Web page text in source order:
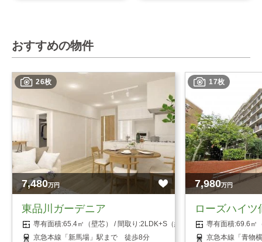
おすすめの物件
26枚
7,480万円
東品川ガーデニア
65.4㎡（壁芯）
2LDK+S（納戸）
京急本線「新馬場」駅まで 徒歩8分
17枚
7,980万円
ローズハイツ
69.6㎡
京急本線「青物